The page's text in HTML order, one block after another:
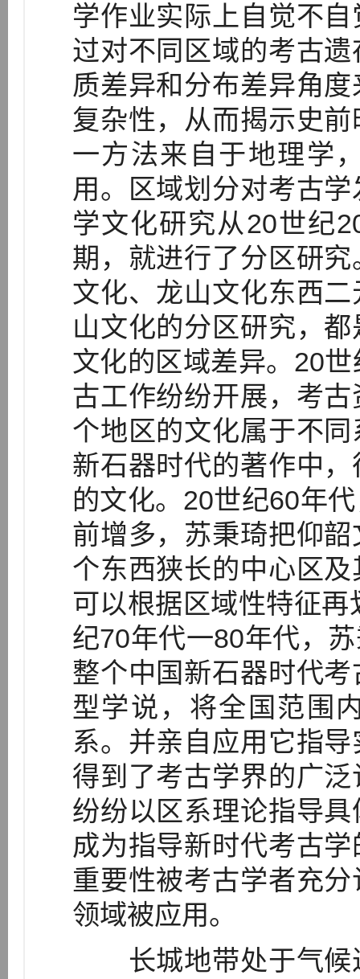
学作业实际上自觉不
过对不同区域的考古
质差异和分布差异角
复杂性，从而揭示史
一方法来自于地理学
用。区域划分对考古
学文化研究从20世纪
期，就进行了分区研
文化、龙山文化东西
山文化的分区研究，
文化的区域差异。20
古工作纷纷开展，考
个地区的文化属于不
新石器时代的著作中
的文化。20世纪60年
前增多，苏秉琦把仰
个东西狭长的中心区
可以根据区域性特征
纪70年代一80年代，
整个中国新石器时代
型学说，将全国范围
系。并亲自应用它指
得到了考古学界的广
纷纷以区系理论指导
成为指导新时代考古
重要性被考古学者充
领域被应用。
长城地带处于气候